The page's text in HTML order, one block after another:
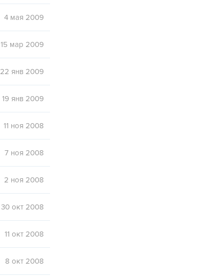
4 мая 2009
15 мар 2009
22 янв 2009
19 янв 2009
11 ноя 2008
7 ноя 2008
2 ноя 2008
30 окт 2008
11 окт 2008
8 окт 2008